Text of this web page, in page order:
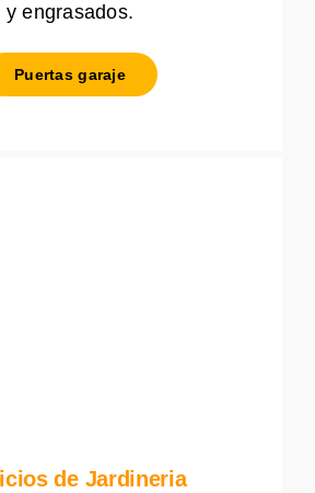
y engrasados.
Puertas garaje
de Jardineria